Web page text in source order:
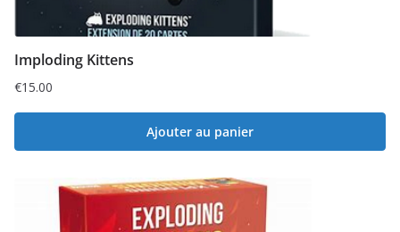
Imploding Kittens
€15.00
Ajouter au panier